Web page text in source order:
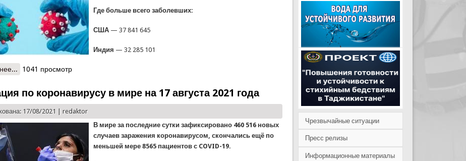
Где больше всего заболевших:
США — 37 841 645
Индия — 32 285 101
о Ситуация по коронавирусу в мире на 18 августа 2021 года
1041 просмотр
по коронавирусу в мире на 17 августа 2021 года
17/08/2021 |redaktor
В мире за последние сутки зафиксировано 460 516 новых
случаев заражения коронавирусом, скончались ещё по
меньшей мере 8565 пациентов с COVID-19.
Чрезвычайные ситуации
Пресс релизы
Информационные материалы